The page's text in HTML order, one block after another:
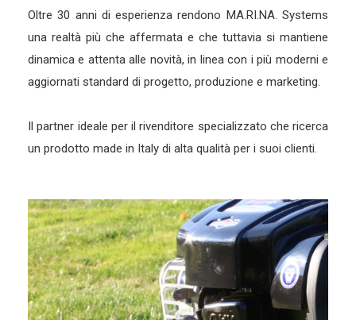
Oltre 30 anni di esperienza rendono MA.RI.NA. Systems
una realtà più che affermata e che tuttavia si mantiene
dinamica e attenta alle novità, in linea con i più moderni e
aggiornati standard di progetto, produzione e marketing.
Il partner ideale per il rivenditore specializzato che ricerca
un prodotto made in Italy di alta qualità per i suoi clienti.